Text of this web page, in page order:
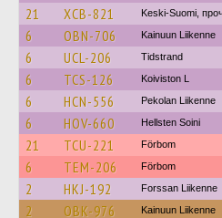
21
XCB-821 Keski-Suomi,
6 OBN-706 Kainuun Liikenne
6 UCL-206 Tidstrand
6 TCS-126 Koiviston L
6 HCN-556 Pekolan Liikenne
6 HOV-660 Hellsten Soini
21 TCU-221 Förbom
6 TEM-206 Förbom
2 HKJ-192 Forssan Liikenne
2 OBK-976 Kainuun Liikenne